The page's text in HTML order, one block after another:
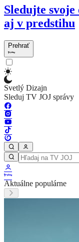
Sledujte
aj v predstihu
Prehrať
Svetlý Dizajn
Sleduj TV JOJ správy
Aktuálne populárne